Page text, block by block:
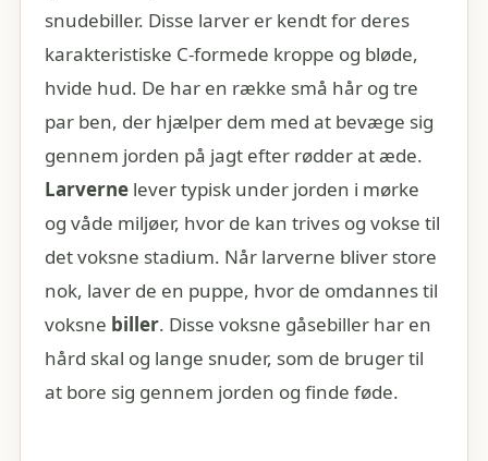
snudebiller. Disse larver er kendt for deres
karakteristiske C-formede kroppe og bløde,
hvide hud. De har en række små hår og tre
par ben, der hjælper dem med at bevæge sig
gennem jorden på jagt efter rødder at æde.
Larvernelever typisk under jorden i mørke
og våde miljøer, hvor de kan trives og vokse til
det voksne stadium. Når larverne bliver store
nok, laver de en puppe, hvor de omdannes til
voksne biller. Disse voksne gåsebiller har en
hård skal og lange snuder, som de bruger til
at bore sig gennem jorden og finde føde.